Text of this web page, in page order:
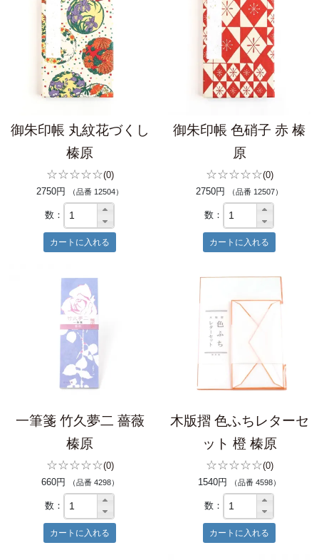
御朱印帳 丸紋花づくし
榛原
☆☆☆☆☆(0)
2750円
（品番 12504）
数：
御朱印帳 色硝子 赤 榛
原
☆☆☆☆☆(0)
2750円
（品番 12507）
数：
一筆箋 竹久夢二 薔薇
榛原
☆☆☆☆☆(0)
660円
（品番 4298）
数：
木版摺 色ふちレターセ
ット 橙 榛原
☆☆☆☆☆(0)
1540円
（品番 4598）
数：